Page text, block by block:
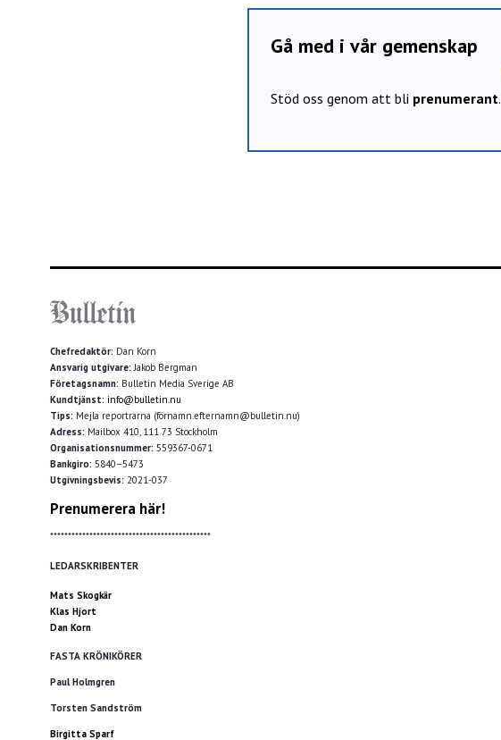
Gå med i vår gemenskap
Stöd oss genom att bli prenumerant.
Chefredaktör: Dan Korn
Ansvarig utgivare:Jakob Bergman
Företagsnamn: Bulletin Media Sverige AB
Kundtjänst: info@bulletin.nu
Tips: Mejla reportrarna (förnamn.efternamn@bulletin.nu)
Adress: Mailbox 410, 111 73 Stockholm
Organisationsnummer: 559367-0671
Bankgiro: 5840–5473
Utgivningsbevis: 2021-037
Prenumerera här!
*********************************************
LEDARSKRIBENTER
Mats Skogkär
Klas Hjort
Dan Korn
FASTA KRÖNIKÖRER
Paul Holmgren
Torsten Sandström
Birgitta Sparf